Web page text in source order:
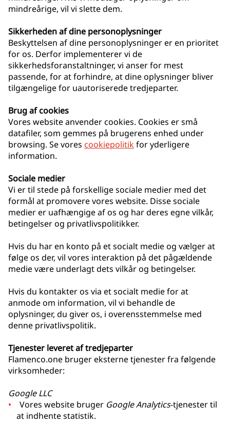
mindreårige, vil vi slette dem.
Sikkerheden af dine personoplysninger
Beskyttelsen af dine personoplysninger er en prioritet
for os. Derfor implementerer vi de
sikkerhedsforanstaltninger, vi anser for mest
passende, for at forhindre, at dine oplysninger bliver
tilgængelige for uautoriserede tredjeparter.
Brug af cookies
Vores website anvender cookies. Cookies er små
datafiler, som gemmes på brugerens enhed under
browsing. Se vores cookiepolitikfor yderligere
information.
Sociale medier
Vi er til stede på forskellige sociale medier med det
formål at promovere vores website. Disse sociale
medier er uafhængige af os og har deres egne vilkår,
betingelser og privatlivspolitikker.
Hvis du har en konto på et socialt medie og vælger at
følge os der, vil vores interaktion på det pågældende
medie være underlagt dets vilkår og betingelser.
Hvis du kontakter os via et socialt medie for at
anmode om information, vil vi behandle de
oplysninger, du giver os, i overensstemmelse med
denne privatlivspolitik.
Tjenester leveret af tredjeparter
Flamenco.one bruger eksterne tjenester fra følgende
virksomheder:
Google LLC
Vores website bruger Google Analytics-tjenester til
at indhente statistik.